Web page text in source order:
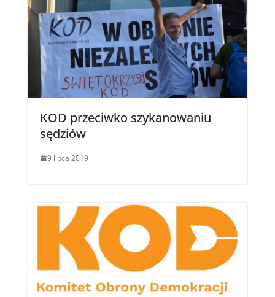
KOD przeciwko szykanowaniu
sędziów
9 lipca 2019